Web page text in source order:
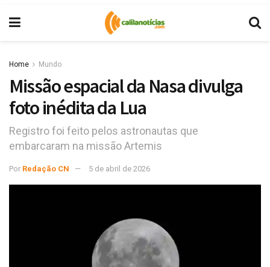
Home Mundo
Missão espacial da Nasa divulga
foto inédita da Lua
Registro foi feito pelos astronautas que
embarcaram na missão Artemis
Por Redação CN 5 de abril de 2026